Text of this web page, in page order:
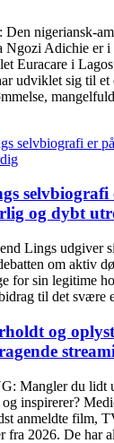
nigeriansk-
Ngozi Adichie er
Euracare i
udviklet sig til
selvbiografi
og dybt
Lings udgiver
om aktiv
for sin legitime
til det svære
og
Mangler du lidt
inspirerer?
anmeldte film,
fra 2026. De har